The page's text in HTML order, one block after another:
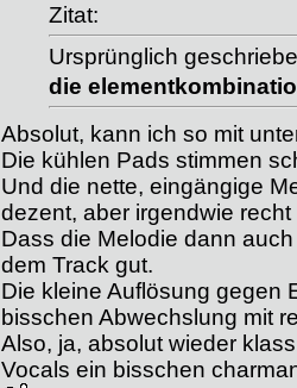
Zitat:
Ursprünglich
die
Absolut, kann ich so mit
Die kühlen Pads stimmen
Und die nette, eingängige
dezent, aber irgendwie
Dass die Melodie dann
dem Track gut.
Die kleine Auflösung gegen
bisschen Abwechslung mit
Also, ja, absolut wieder
Vocals ein bisschen